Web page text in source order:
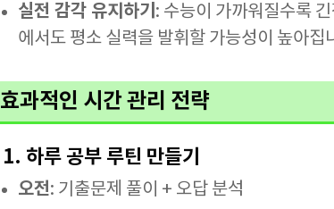
실전 감각 유지하기 : 수능이 가까워질수록
에서도 평소 실력을 발휘할 가능성이 높아집
효과적인 시간 관리 전략
1. 하루 공부 루틴 만들기
오전: 기출문제 풀이 + 오답 분석